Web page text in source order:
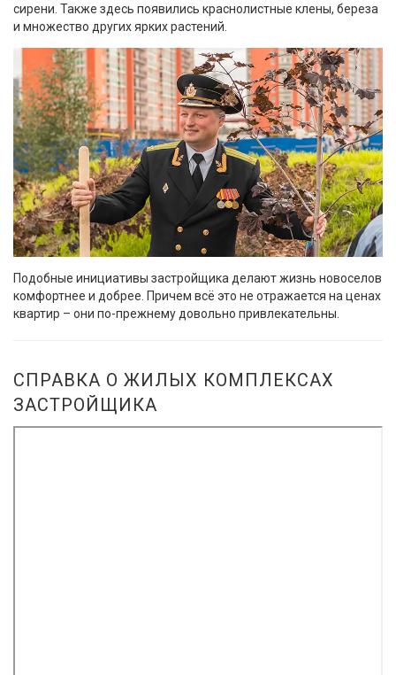
сирени. Также здесь появились краснолистные клены, береза
и множество других ярких растений.
Подобные инициативы застройщика делают жизнь новоселов
комфортнее и добрее. Причем всё это не отражается на ценах
квартир – они по-прежнему довольно привлекательны.
СПРАВКА О ЖИЛЫХ КОМПЛЕКСАХ
ЗАСТРОЙЩИКА